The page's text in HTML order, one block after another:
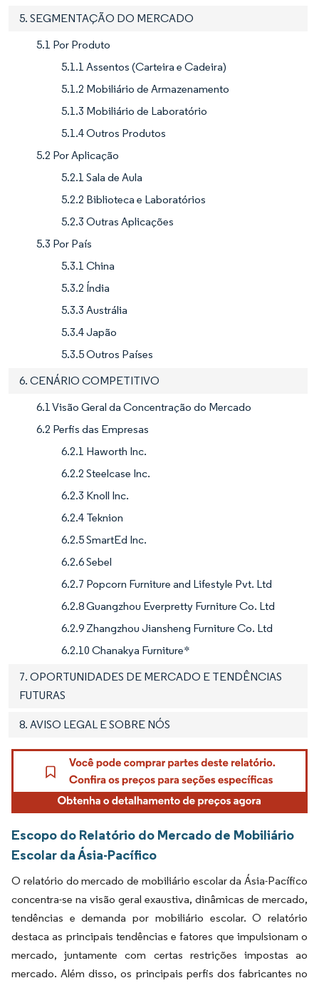
5. SEGMENTAÇÃO DO MERCADO
5.1 Por Produto
5.1.1 Assentos (Carteira e Cadeira)
5.1.2 Mobiliário de Armazenamento
5.1.3 Mobiliário de Laboratório
5.1.4 Outros Produtos
5.2 Por Aplicação
5.2.1 Sala de Aula
5.2.2 Biblioteca e Laboratórios
5.2.3 Outras Aplicações
5.3 Por País
5.3.1 China
5.3.2 Índia
5.3.3 Austrália
5.3.4 Japão
5.3.5 Outros Países
6. CENÁRIO COMPETITIVO
6.1 Visão Geral da Concentração do Mercado
6.2 Perfis das Empresas
6.2.1 Haworth Inc.
6.2.2 Steelcase Inc.
6.2.3 Knoll Inc.
6.2.4 Teknion
6.2.5 SmartEd Inc.
6.2.6 Sebel
6.2.7 Popcorn Furniture and Lifestyle Pvt. Ltd
6.2.8 Guangzhou Everpretty Furniture Co. Ltd
6.2.9 Zhangzhou Jiansheng Furniture Co. Ltd
6.2.10 Chanakya Furniture*
7. OPORTUNIDADES DE MERCADO E TENDÊNCIAS
FUTURAS
8. AVISO LEGAL E SOBRE NÓS
Escopo do Relatório do Mercado de Mobiliário
Escolar da Ásia-Pacífico
O relatório do mercado de mobiliário escolar da Ásia-Pacífico
concentra-se na visão geral exaustiva, dinâmicas de mercado,
tendências e demanda por mobiliário escolar. O relatório
destaca as principais tendências e fatores que impulsionam o
mercado, juntamente com certas restrições impostas ao
mercado. Além disso, os principais perfis dos fabricantes no